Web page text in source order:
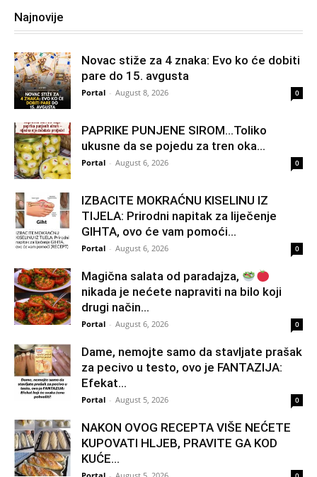
Najnovije
Novac stiže za 4 znaka: Evo ko će dobiti
pare do 15. avgusta
Portal - August 8, 2026 0
PAPRIKE PUNJENE SIROM…Toliko
ukusne da se pojedu za tren oka…
Portal - August 6, 2026 0
IZBACITE MOKRAĆNU KISELINU IZ
TIJELA: Prirodni napitak za liječenje
GIHTA, ovo će vam pomoći...
Portal - August 6, 2026 0
Magična salata od paradajza,
nikada je nećete napraviti na bilo koji
drugi način…
Portal - August 6, 2026 0
Dame, nemojte samo da stavljate prašak
za pecivo u testo, ovo je FANTAZIJA:
Efekat...
Portal - August 5, 2026 0
NAKON OVOG RECEPTA VIŠE NEĆETE
KUPOVATI HLJEB, PRAVITE GA KOD
KUĆE…